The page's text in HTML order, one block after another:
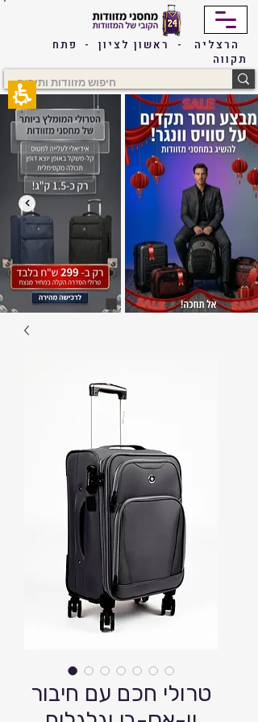
The
page,
click
to
move
the
main
Content
הרצליה - ראשון לציון - פתח
תקווה
טרולי חכם עם חיבור